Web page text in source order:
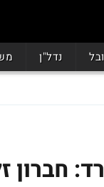
נדל"ן
חברון